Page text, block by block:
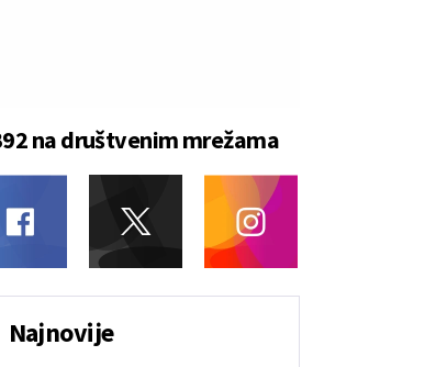
na društvenim mrežama
Najnovije